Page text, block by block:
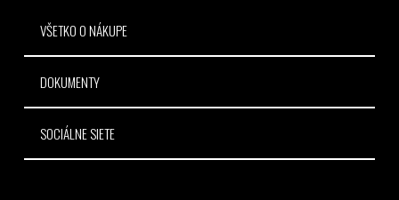
VŠETKO O NÁKUPE
DOKUMENTY
SOCIÁLNE SIETE